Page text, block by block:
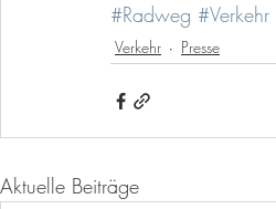
#Radweg #Verkehr
Verkehr Presse
Aktuelle Beiträge